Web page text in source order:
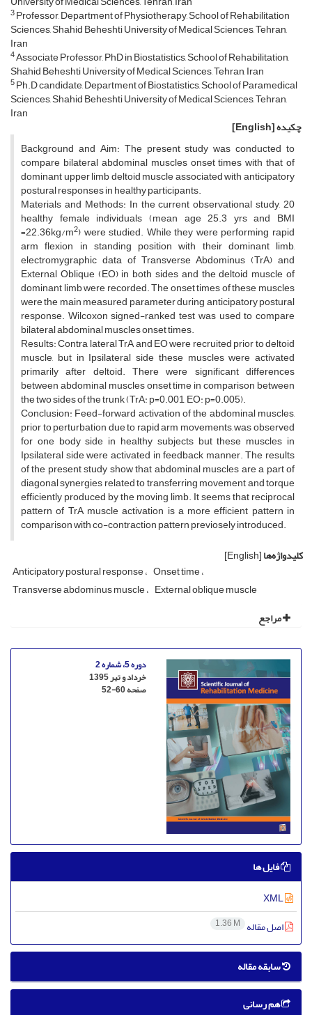
3Professor, Department of Physiotherapy, School of Rehabilitation
Sciences, Shahid Beheshti University of Medical Sciences, Tehran,
Iran
4Associate Professor, PhD in Biostatistics, School of Rehabilitation,
Shahid Beheshti University of Medical Sciences, Tehran, Iran
5Ph.D candidate, Department of Biostatistics, School of Paramedical
Sciences, Shahid Beheshti University of Medical Sciences, Tehran,
Iran
چکیده[English]
Background and Aim: The present study was conducted to
compare bilateral abdominal muscles onset times with that of
dominant upper limb deltoid muscle associated with anticipatory
postural responses in healthy participants.
Materials and Methods: In the current observational study, 20
healthy female individuals (mean age 25.3 yrs and BMI
=22.36kg/m2) were studied. While they were performing rapid
arm flexion in standing position with their dominant limb,
electromygraphic data of Transverse Abdominus (TrA) and
External Oblique (EO) in both sides and the deltoid muscle of
dominant limb were recorded. The onset times of these muscles
were the main measured parameter during anticipatory postural
response. Wilcoxon signed-ranked test was used to compare
bilateral abdominal muscles onset times.
Results: Contra lateral TrA and EO were recruited prior to deltoid
muscle, but in Ipsilateral side these muscles were activated
primarily after deltoid. There were significant differences
between abdominal muscles onset time in comparison between
the two sides of the trunk (TrA: p=0.001, EO: p=0.005).
Conclusion: Feed-forward activation of the abdominal muscles,
prior to perturbation due to rapid arm movements, was observed
for one body side in healthy subjects but these muscles in
Ipsilateral side were activated in feedback manner. The results
of the present study show that abdominal muscles are a part of
diagonal synergies related to transferring movement and torque
efficiently produced by the moving limb. It seems that reciprocal
pattern of TrA muscle activation is a more efficient pattern in
comparison with co-contraction pattern previosely introduced.
کلیدواژه‌ها[English]
Anticipatory postural response Onset time
Transverse abdominus muscle External oblique muscle
مراجع
دوره 5، شماره 2
خرداد و تیر 1395
صفحه52-60
فایل ها
اصل مقاله 1.36 M
سابقه مقاله
هم رسانی